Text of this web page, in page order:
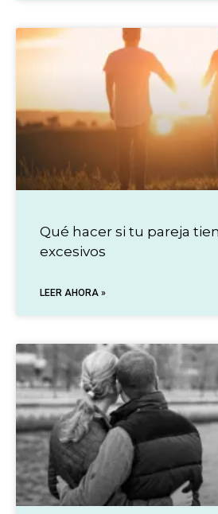
Qué hacer si tu pareja
excesivos
LEER AHORA »